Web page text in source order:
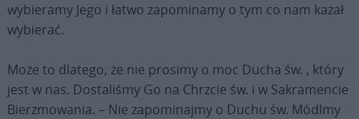
wybieramy Jego i łatwo zapominamy o tym co nam kazał
wybierać.
Może to dlatego, że nie prosimy o moc Ducha św. , który
jest w nas. Dostaliśmy Go na Chrzcie św. i w Sakramencie
Bierzmowania. – Nie zapominajmy o Duchu św. Módlmy